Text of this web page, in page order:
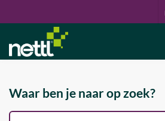
Waar ben je naar op zoek?